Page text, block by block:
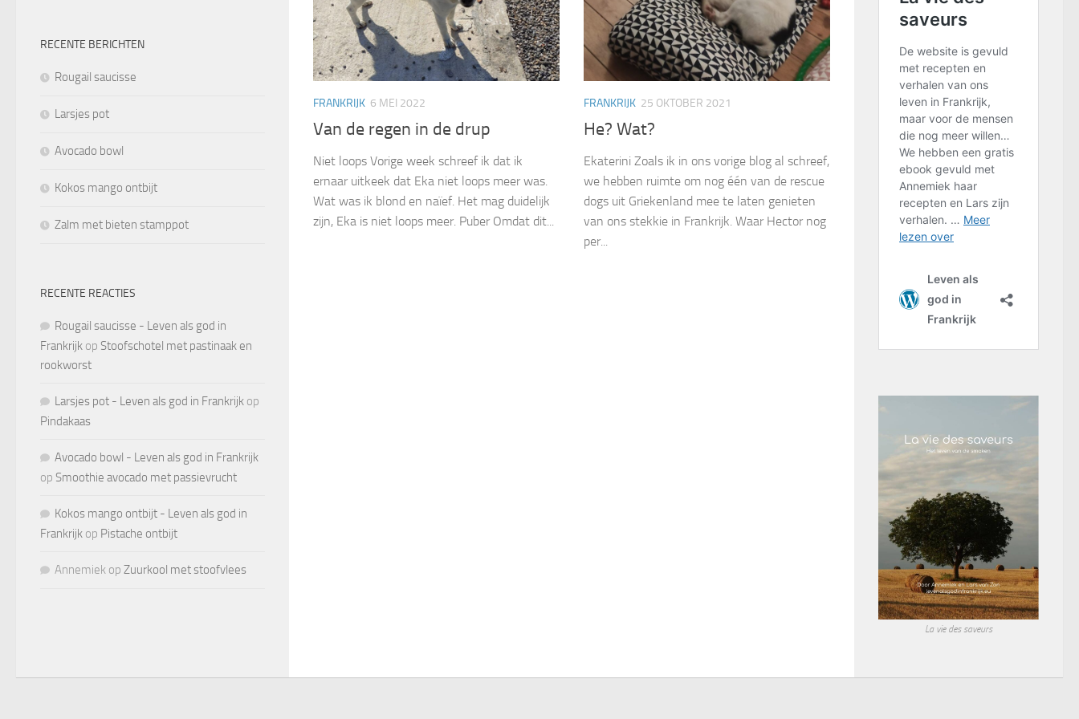
FRANKRIJK 6 MEI 2022
Van de regen in de drup
Niet loops Vorige week schreef ik dat ik
ernaar uitkeek dat Eka niet loops meer was.
Wat was ik blond en naïef. Het mag duidelijk
zijn, Eka is niet loops meer. Puber Omdat dit...
FRANKRIJK 25 OKTOBER 2021
He? Wat?
Ekaterini Zoals ik in ons vorige blog al schreef,
we hebben ruimte om nog één van de rescue
dogs uit Griekenland mee te laten genieten
van ons stekkie in Frankrijk. Waar Hector nog
per...
RECENTE BERICHTEN
Rougail saucisse
Larsjes pot
Avocado bowl
Kokos mango ontbijt
Zalm met bieten stamppot
RECENTE REACTIES
Rougail saucisse - Leven als god in
Frankrijk op Stoofschotel met pastinaak en
rookworst
Larsjes pot - Leven als god in Frankrijk op
Pindakaas
Avocado bowl - Leven als god in Frankrijk
op Smoothie avocado met passievrucht
Kokos mango ontbijt - Leven als god in
Frankrijk op Pistache ontbijt
Annemiek op Zuurkool met stoofvlees
La vie des saveurs